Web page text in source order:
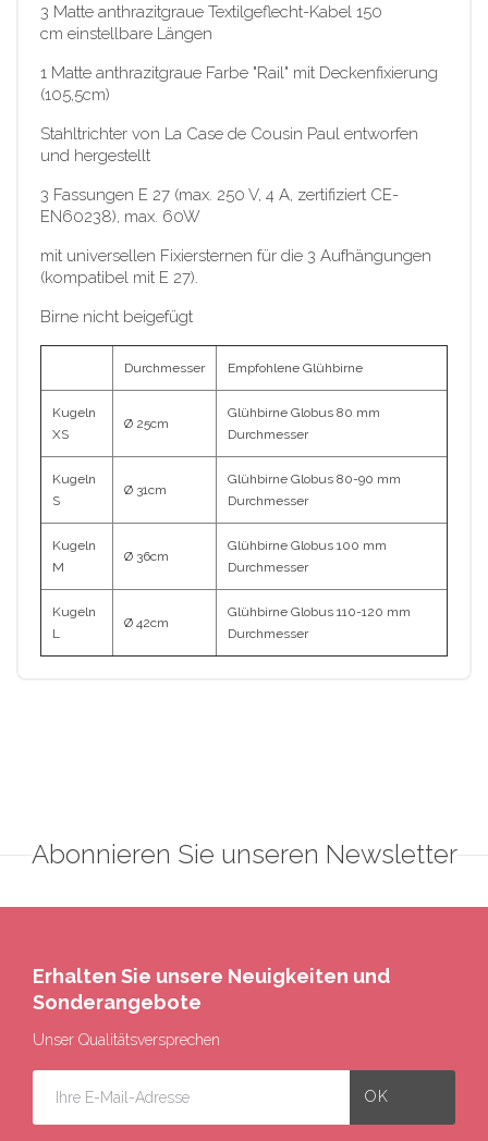
3 Matte anthrazitgraue Textilgeflecht-Kabel 150
cm einstellbare Längen
1 Matte anthrazitgraue Farbe "Rail" mit Deckenfixierung
(105,5cm)
Stahltrichter von La Case de Cousin Paul entworfen
und hergestellt
3 Fassungen E 27 (max. 250 V, 4 A, zertifiziert CE-
EN60238), max. 60W
mit universellen Fixiersternen für die 3 Aufhängungen
(kompatibel mit E 27).
Birne nicht beigefügt
Durchmesser Empfohlene Glühbirne
Kugeln
XS
Ø 25cm
Glühbirne Globus 80 mm
Durchmesser
Kugeln
S
Ø 31cm
Glühbirne Globus 80-90 mm
Durchmesser
Kugeln
M
Ø 36cm
Glühbirne Globus 100 mm
Durchmesser
Kugeln
L
Ø 42cm
Glühbirne Globus 110-120 mm
Durchmesser
Abonnieren Sie unseren Newsletter
Erhalten Sie unsere Neuigkeiten und
Sonderangebote
Unser Qualitätsversprechen